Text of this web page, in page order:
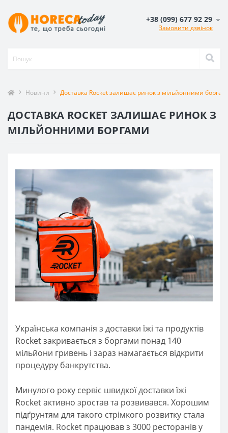
+38 (099) 677 92 29
Замовити дзвінок
Новини Доставка Rocket залишає ринок з мільйонними
ДОСТАВКА ROCKET ЗАЛИШАЄ РИНОК З
МІЛЬЙОННИМИ БОРГАМИ
Українська компанія з доставки їжі та продуктів
Rocket закривається з боргами понад 140
мільйони гривень і зараз намагається відкрити
процедуру банкрутства.
Минулого року сервіс швидкої доставки їжі
Rocket активно зростав та розвивався. Хорошим
підґрунтям для такого стрімкого розвитку стала
пандемія. Rocket працював з 3000 ресторанів у